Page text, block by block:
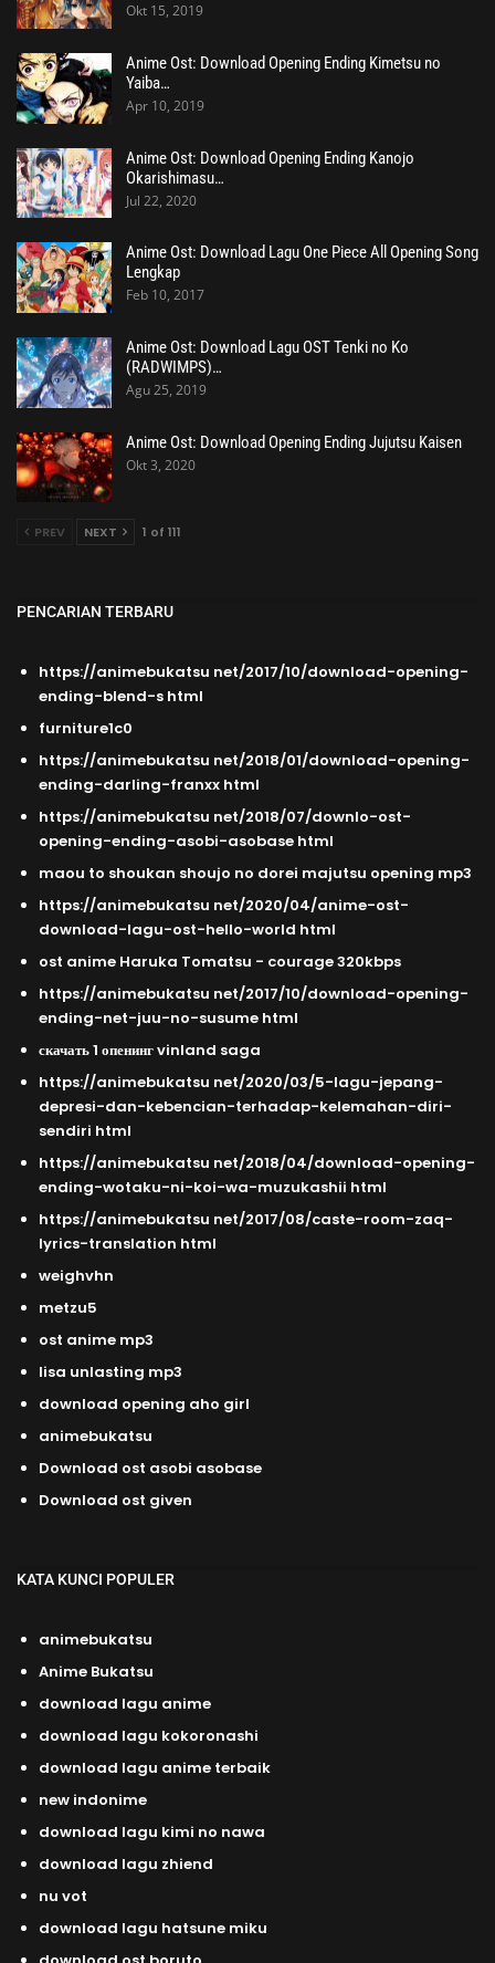
Okt 15, 2019
Anime Ost: Download Opening Ending Kimetsu no
Yaiba…
Apr 10, 2019
Anime Ost: Download Opening Ending Kanojo
Okarishimasu…
Jul 22, 2020
Anime Ost: Download Lagu One Piece All Opening Song
Lengkap
Feb 10, 2017
Anime Ost: Download Lagu OST Tenki no Ko
(RADWIMPS)…
Agu 25, 2019
Anime Ost: Download Opening Ending Jujutsu Kaisen
Okt 3, 2020
PREV NEXT 1 of 111
PENCARIAN TERBARU
https://animebukatsu net/2017/10/download-opening-
ending-blend-s html
furniture1c0
https://animebukatsu net/2018/01/download-opening-
ending-darling-franxx html
https://animebukatsu net/2018/07/downlo-ost-
opening-ending-asobi-asobase html
maou to shoukan shoujo no dorei majutsu opening mp3
https://animebukatsu net/2020/04/anime-ost-
download-lagu-ost-hello-world html
ost anime Haruka Tomatsu - courage 320kbps
https://animebukatsu net/2017/10/download-opening-
ending-net-juu-no-susume html
скачать 1 опенинг vinland saga
https://animebukatsu net/2020/03/5-lagu-jepang-
depresi-dan-kebencian-terhadap-kelemahan-diri-
sendiri html
https://animebukatsu net/2018/04/download-opening-
ending-wotaku-ni-koi-wa-muzukashii html
https://animebukatsu net/2017/08/caste-room-zaq-
lyrics-translation html
weighvhn
metzu5
ost anime mp3
lisa unlasting mp3
download opening aho girl
animebukatsu
Download ost asobi asobase
Download ost given
KATA KUNCI POPULER
animebukatsu
Anime Bukatsu
download lagu anime
download lagu kokoronashi
download lagu anime terbaik
new indonime
download lagu kimi no nawa
download lagu zhiend
nu vot
download lagu hatsune miku